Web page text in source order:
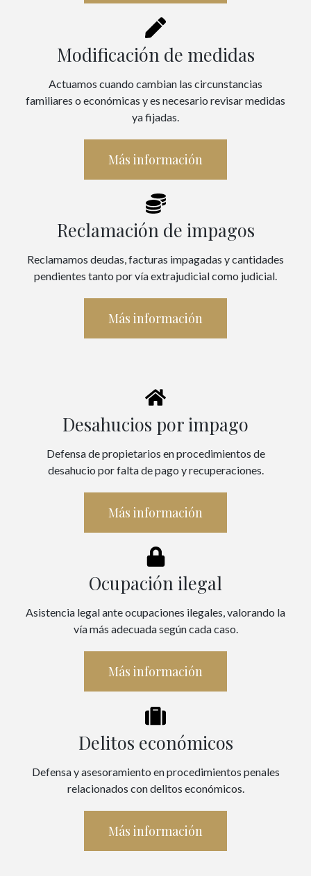
Modificación de medidas
Actuamos cuando cambian las circunstancias
familiares o económicas y es necesario revisar medidas
ya fijadas.
Más información
Reclamación de impagos
Reclamamos deudas, facturas impagadas y cantidades
pendientes tanto por vía extrajudicial como judicial.
Más información
Desahucios por impago
Defensa de propietarios en procedimientos de
desahucio por falta de pago y recuperaciones.
Más información
Ocupación ilegal
Asistencia legal ante ocupaciones ilegales, valorando la
vía más adecuada según cada caso.
Más información
Delitos económicos
Defensa y asesoramiento en procedimientos penales
relacionados con delitos económicos.
Más información